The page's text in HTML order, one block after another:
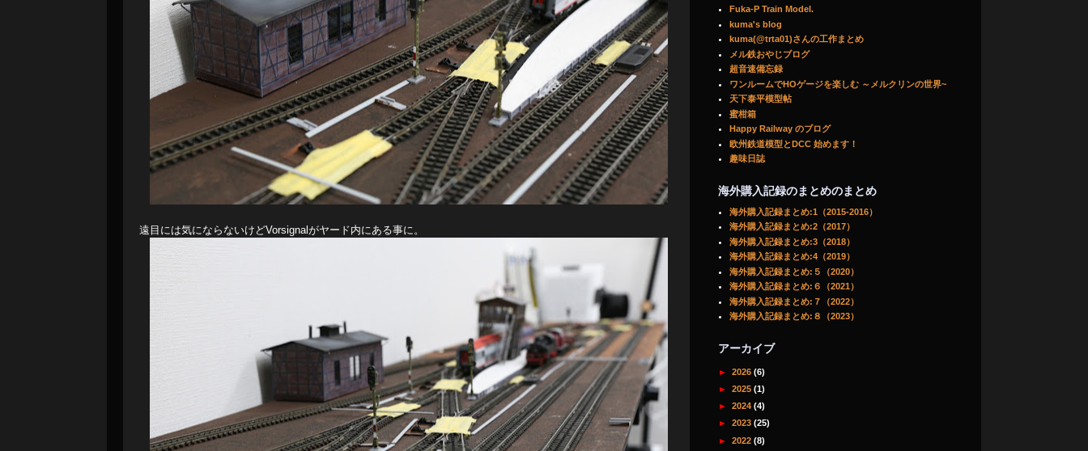
遠目には気にならないけどVorsignalがヤード内にある事に。
Fuka-P Train Model.
kuma's blog
kuma(@trta01)さんの工作まとめ
メル鉄おやじブログ
超音速備忘録
ワンルームでHOゲージを楽しむ ～メルクリンの世界~
天下泰平模型帖
蜜柑箱
Happy Railway のブログ
欧州鉄道模型とDCC 始めます！
趣味日誌
海外購入記録のまとめのまとめ
海外購入記録まとめ:1（2015-2016）
海外購入記録まとめ:2（2017）
海外購入記録まとめ:3（2018）
海外購入記録まとめ:4（2019）
海外購入記録まとめ:５（2020）
海外購入記録まとめ:６（2021）
海外購入記録まとめ:７（2022）
海外購入記録まとめ:８（2023）
アーカイブ
► 2026 (6)
► 2025 (1)
► 2024 (4)
► 2023 (25)
► 2022 (8)